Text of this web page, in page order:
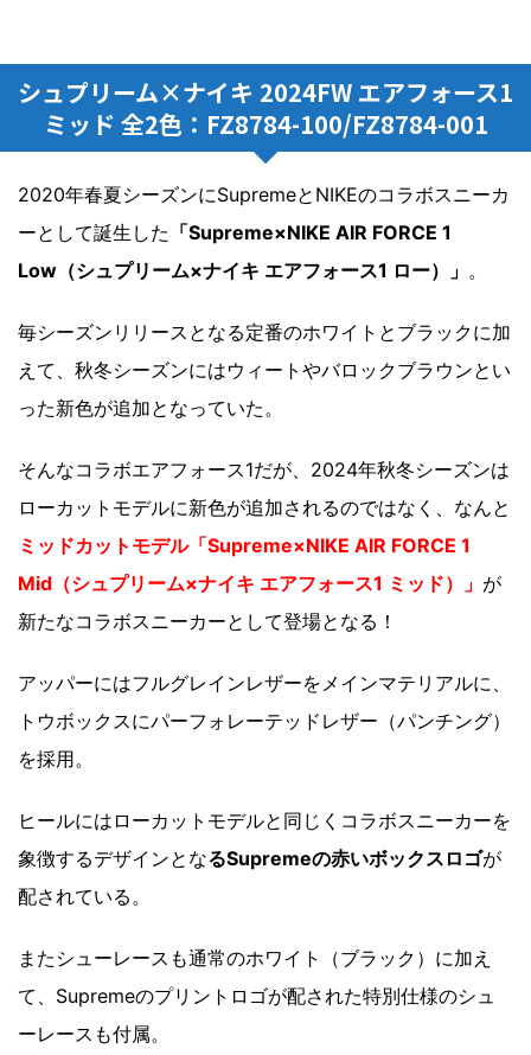
シュプリーム×ナイキ 2024FW エアフォース1
ミッド 全2色：FZ8784-100/FZ8784-001
2020年春夏シーズンにSupremeとNIKEのコラボスニーカ
ーとして誕生した 「Supreme×NIKE AIR FORCE 1
Low（シュプリーム×ナイキ エアフォース1 ロー）」 。
毎シーズンリリースとなる定番のホワイトとブラックに加
えて、秋冬シーズンにはウィートやバロックブラウンとい
った新色が追加となっていた。
そんなコラボエアフォース1だが、2024年秋冬シーズンは
ローカットモデルに新色が追加されるのではなく、なんと
ミッドカットモデル「Supreme×NIKE AIR FORCE 1
Mid（シュプリーム×ナイキ エアフォース1 ミッド）」 が
新たなコラボスニーカーとして登場となる！
アッパーにはフルグレインレザーをメインマテリアルに、
トウボックスにパーフォレーテッドレザー（パンチング）
を採用。
ヒールにはローカットモデルと同じくコラボスニーカーを
象徴するデザインとなるSupremeの赤いボックスロゴが
配されている。
またシューレースも通常のホワイト（ブラック）に加え
て、Supremeのプリントロゴが配された特別仕様のシュ
ーレースも付属。